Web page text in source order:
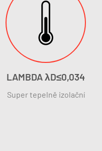
LAMBDA λD≤0,034
Super tepelně izolační